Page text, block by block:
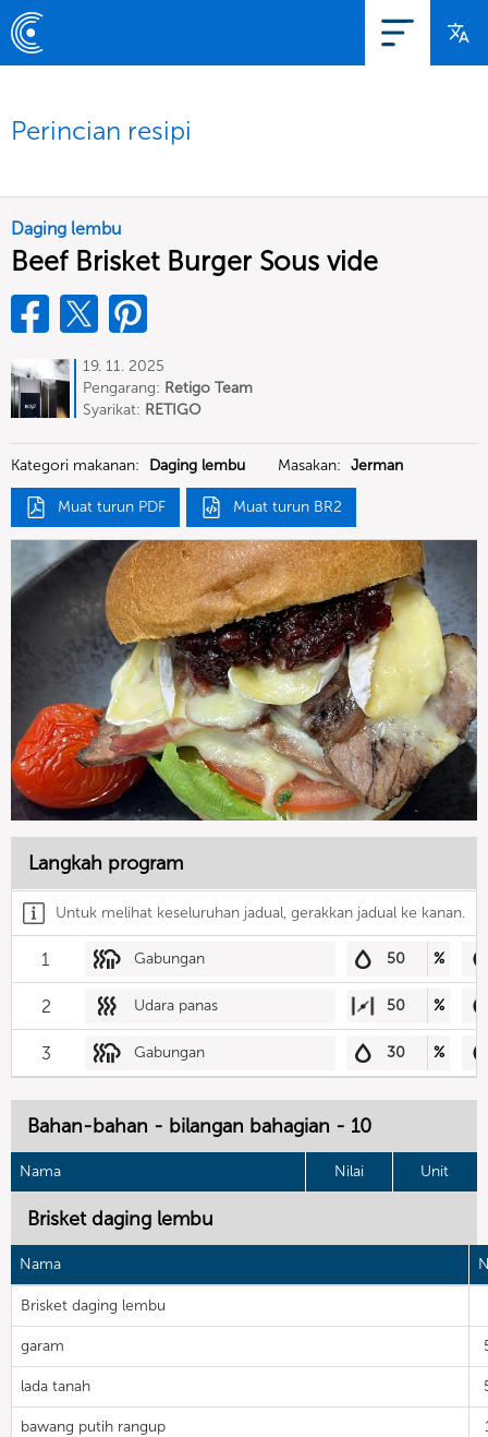
Perincian resipi
Daging lembu
Beef Brisket Burger Sous vide
19. 11. 2025
Pengarang: Retigo Team
Deutschland
Syarikat: RETIGO
Kategori makanan:
Daging lembu Masakan: Jerman
Muat turun PDF Muat turun BR2
Langkah program
Untuk melihat keseluruhan jadual, gerakkan jadual ke kanan.
1 Gabungan 50 %
2 Udara panas 50 %
3 Gabungan 30 %
Bahan-bahan - bilangan bahagian - 10
Nama Nilai Unit
Brisket daging lembu
Nama
Brisket daging lembu
garam
lada tanah
bawang putih rangup